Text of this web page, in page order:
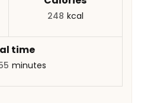
248 kcal
time
minutes